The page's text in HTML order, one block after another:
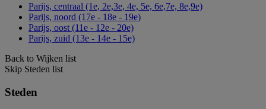
Parijs, centraal (1e, 2e,3e, 4e, 5e, 6e,7e, 8e,9e)
Parijs, noord (17e - 18e - 19e)
Parijs, oost (11e - 12e - 20e)
Parijs, zuid (13e - 14e - 15e)
Back to Wijken list
Skip Steden list
Steden